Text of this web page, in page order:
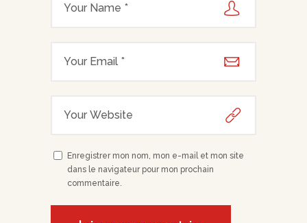
Enregistrer mon nom, mon e-mail et mon site
dans le navigateur pour mon prochain
commentaire.